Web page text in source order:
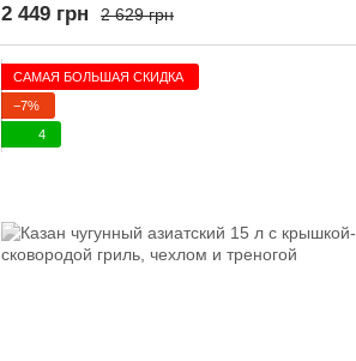
2 629 грн
2 449 грн
САМАЯ БОЛЬШАЯ СКИДКА
−7%
4